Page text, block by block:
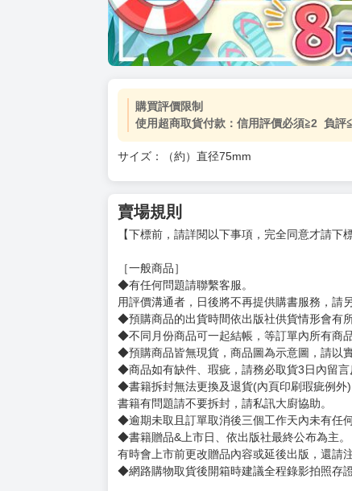
購買評價限制
使用超商取貨付款：信用評價必須≧2 負
サイズ：（約）直径75mm
賣場規則
【下標前，請詳閱以下事項，完全同意才請下
［一般商品］
◆有任何問題請聯繫客服。
用評價溝通者，日後將不再提供購書服務，請
◆預購商品的出貨時間依出版社供貨情形會有
◆不同月份商品可一起結帳，等訂單內所有商
◆預購商品皆無現貨，商品圖為示意圖，請以實
◆商品如有缺件、瑕疵，請務必取貨3日內留言
◆書籍拆封無法更換及退貨(內頁印刷瑕疵例外)
書籍有問題請不要拆封，請私訊大廚協助。
◆逾期未取且訂單取消後三個工作天內未有任
◆書籍贈品&上市日、依出版社最終公布為主。
有時會上市前更改贈品內容或延後出版，還請注
◆網路購物取貨後開箱時建議全程錄影拍照存